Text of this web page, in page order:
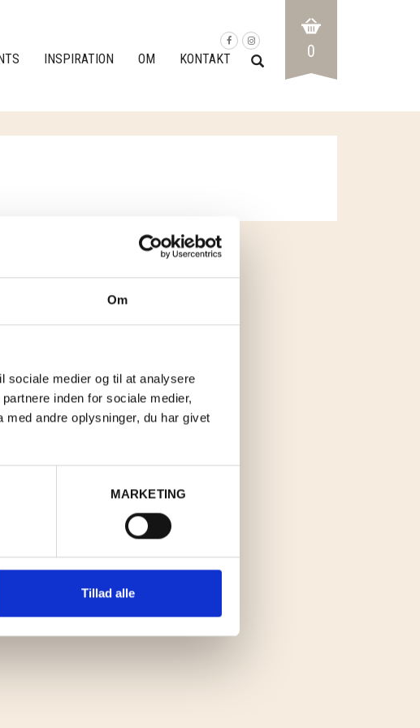
Om
sociale medier og til at analysere
inden for sociale medier,
andre oplysninger, du har givet
MARKETING
Tillad alle
INSPIRATION OM KONTAKT 0